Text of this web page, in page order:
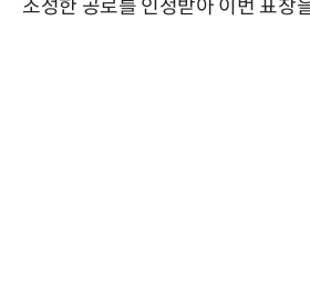
조성한 공로를 인정받아 이번 표창